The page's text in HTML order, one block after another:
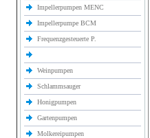
Impellerpumpen MENC
Impellerpumpe BCM
Frequenzgesteuerte P.
Weinpumpen
Schlammsauger
Honigpumpen
Gartenpumpen
Molkereipumpen